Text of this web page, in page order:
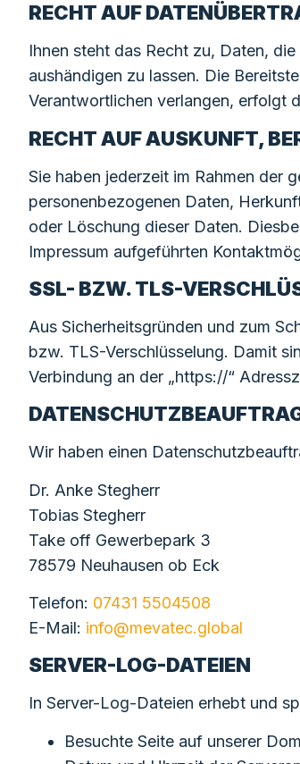
RECHT AUF
Ihnen steht das Recht zu, Daten,
aushändigen zu lassen. Die
Verantwortlichen verlangen, erfolgt
RECHT AUF AUSKUNFT,
Sie haben jederzeit im Rahmen der
personenbezogenen Daten,
oder Löschung dieser Daten.
Impressum aufgeführten
SSL- BZW. TLS-
Aus Sicherheitsgründen und zum
bzw. TLS-Verschlüsselung. Damit
Verbindung an der „https://“
Wir haben einen
Dr. Anke Stegherr
Tobias Stegherr
Take off Gewerbepark 3
78579 Neuhausen ob Eck
Telefon: 07431 5504508
E-Mail: info@mevatec.global
SERVER-LOG-DATEIEN
In Server-Log-Dateien erhebt und
Besuchte Seite auf unserer